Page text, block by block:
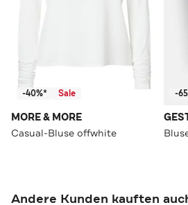
-40%* Sale
MORE & MORE
Casual-Bluse offwhite
-
Andere Kunden kauften